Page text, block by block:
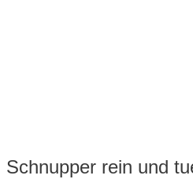
Schnupper rein und